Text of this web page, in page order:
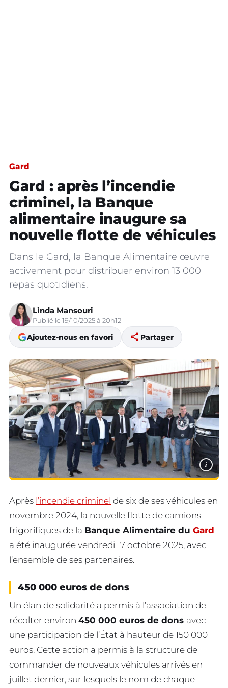
Gard
Gard : après l’incendie
criminel, la Banque
alimentaire inaugure sa
nouvelle flotte de véhicules
Dans le Gard, la Banque Alimentaire œuvre
activement pour distribuer environ 13 000
repas quotidiens.
Linda Mansouri
Publié le 19/10/2025 à 20h12
Ajoutez-nous en favori share Partager
i
Après l’incendie criminel de six de ses véhicules en
novembre 2024, la nouvelle flotte de camions
frigorifiques de la Banque Alimentaire du Gard
a été inaugurée vendredi 17 octobre 2025, avec
l’ensemble de ses partenaires.
450 000 euros de dons
Un élan de solidarité a permis à l’association de
récolter environ 450 000 euros de dons avec
une participation de l’État à hauteur de 150 000
euros. Cette action a permis à la structure de
commander de nouveaux véhicules arrivés en
juillet dernier, sur lesquels le nom de chaque